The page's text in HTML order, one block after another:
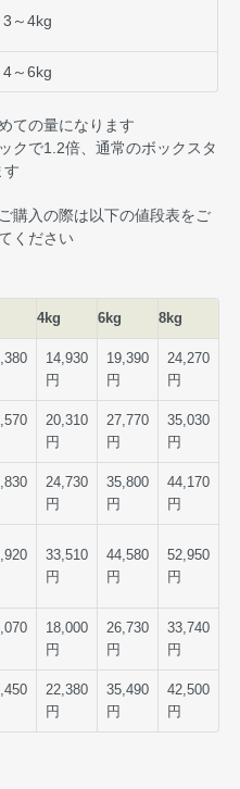
3～4kg
4～6kg
ての量になります
クで1.2倍、通常のボックスタ
す
購入の際は以下の値段表をご
ください